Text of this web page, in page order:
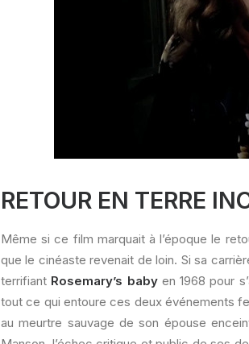
RETOUR EN TERRE
Même si ce film marquait à l’époque le
que le cinéaste revenait de loin. Si sa
terrifiant Rosemary’s babyen 1968 pour
tout ce qui entoure ces deux événements
au meurtre sauvage de son épouse